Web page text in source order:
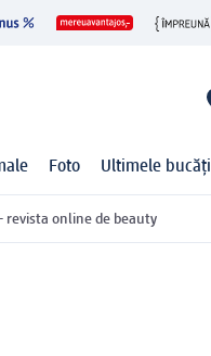
Foto Ultimele bucăți
revista online de beauty